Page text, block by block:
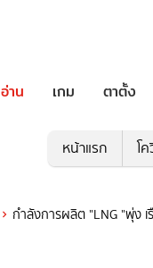
อ่าน เกม ตาตั้ง
หน้าแรก โ
กำลังการผลิต "LNG "พุ่ง